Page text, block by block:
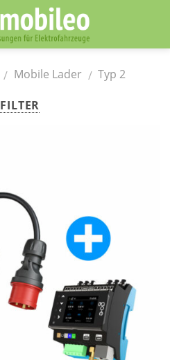
/ Mobile Lader / Typ 2
FILTER